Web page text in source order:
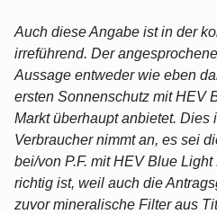
Auch diese Angabe ist in der
irreführend. Der
Aussage entweder wie eben
ersten Sonnenschutz mit HEV
Markt überhaupt anbietet. Dies
Verbraucher nimmt an, es sei
bei/von P.F. mit HEV Blue
richtig ist, weil auch die
zuvor mineralische Filter aus